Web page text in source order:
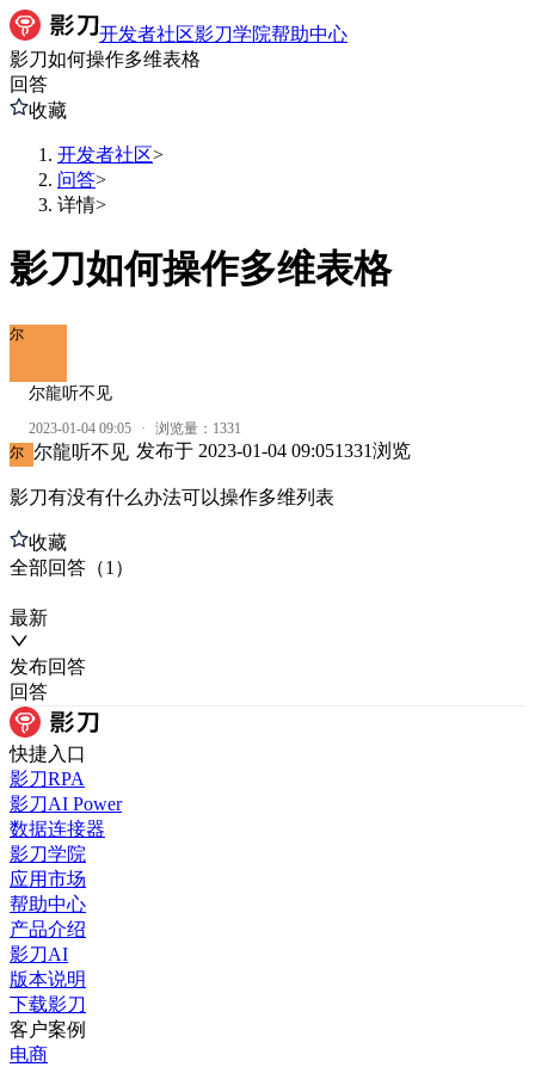
开发者社区影刀学院帮助中心
影刀如何操作多维表格
回答
收藏
开发者社区>
问答>
详情>
影刀如何操作多维表格
尔
尔龍听不见
2023-01-04 09:05 · 浏览量： 1331
尔 尔龍听不见 发布于 2023-01-04 09:051331浏览
影刀有没有什么办法可以操作多维列表
收藏
全部回答 （1 ）
最新
发布回答
回答
快捷入口
影刀RPA
影刀AI Power
数据连接器
影刀学院
应用市场
帮助中心
产品介绍
影刀AI
版本说明
下载影刀
客户案例
电商